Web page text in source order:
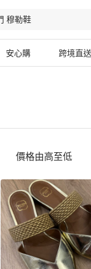
安心購 跨境直送
價格由高至低